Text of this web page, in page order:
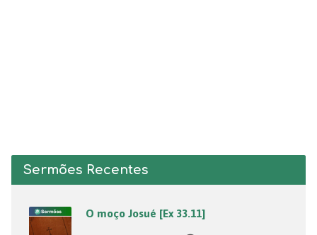
Sermões Recentes
O moço Josué [Ex 33.11]